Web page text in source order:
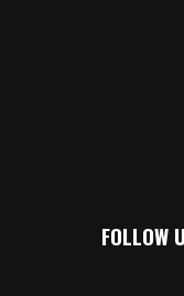
FOLLOW